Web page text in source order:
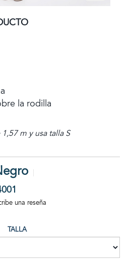
la rodilla
m y usa talla S
una reseña
TALLA